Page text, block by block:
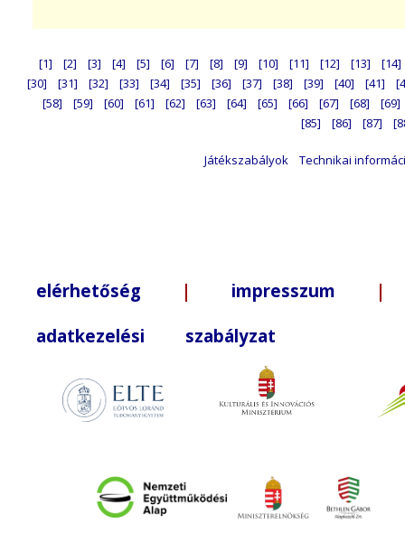
[1] [2] [3] [4] [5] [6] [7] [8] [9] [10] [11] [12] [13]
[14]
[30]
[31] [32] [33] [34] [35] [36] [37] [38] [39] [40] [41]
[58]
[59] [60] [61] [62] [63] [64] [65] [66] [67] [68]
[69]
[85]
[86] [87]
Játékszabályok Technikai
elérhetőség | impresszum |
adatkezelési szabályzat